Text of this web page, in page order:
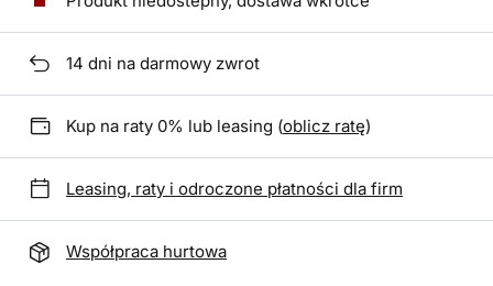
14 dni na darmowy zwrot
Kup na raty 0% lub leasing (oblicz ratę)
Leasing, raty i odroczone płatności dla firm
Współpraca hurtowa